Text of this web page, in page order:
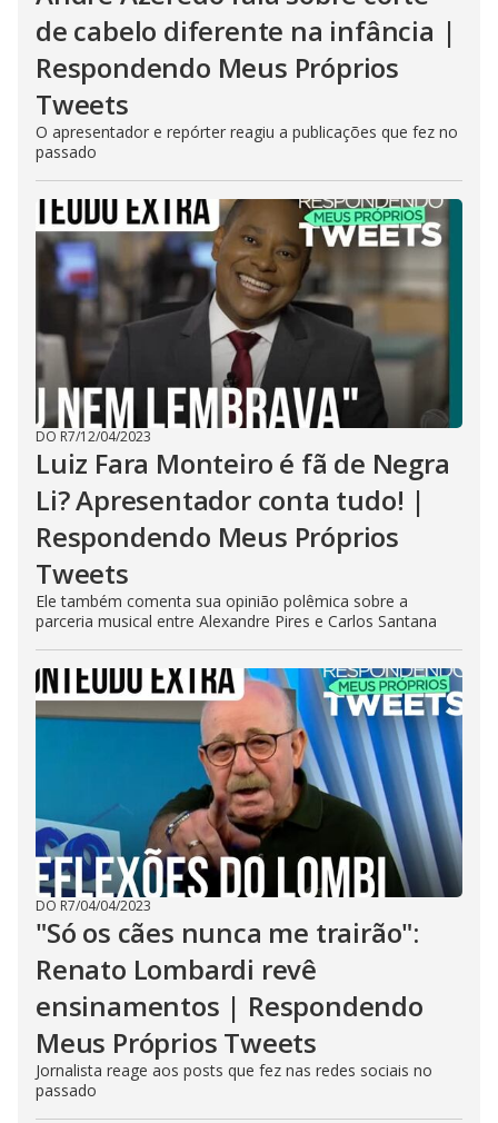
de cabelo diferente na infância |
Respondendo Meus Próprios
Tweets
O apresentador e repórter reagiu a publicações que fez no
passado
DO R7/12/04/2023
Luiz Fara Monteiro é fã de Negra
Li? Apresentador conta tudo! |
Respondendo Meus Próprios
Tweets
Ele também comenta sua opinião polêmica sobre a
parceria musical entre Alexandre Pires e Carlos Santana
DO R7/04/04/2023
"Só os cães nunca me trairão":
Renato Lombardi revê
ensinamentos | Respondendo
Meus Próprios Tweets
Jornalista reage aos posts que fez nas redes sociais no
passado